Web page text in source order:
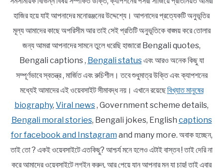
হাজির হয়ে যাই আপনাদের মনোরঞ্জনের উদ্দেশ্যে। আপনাদের প্রত্যেকটি অনুভূতির
মূল্য আমাদের কাছে অপরিসীম আর তাই সেই প্রতিটি অনুভূতিকে বাঙ্ময় করে তোলার
জন্য আমরা আপনাদের সামনে তুলে ধরেছি হাজারো Bengali quotes,
Bengali captions , Bengali statusএবং আরও অনেক কিছু যা
সম্পূর্ণভাবে স্বতন্ত্র , মার্জিত এবং রুচিশীল। তবে শুধুমাত্র উক্তি এবং ক্যাপশনের
মধ্যেই আমাদের এই ওয়েবসাইট সীমাবদ্ধ নয়। এখানে রয়েছেবিখ্যাত মানুষের
biography, Viral news, Government scheme details,
Bengali moral stories, Bengali jokes, English captions
for facebook and Instagram and many more. অবাক হচ্ছেন,
তাই তো ? একই ওয়েবসাইটে এতকিছু? আশ্চর্য মনে হলেও এটাই বাস্তব ! তাই দেরি না
করে আমাদের ওয়েবসাইটে লগইন করুন, আর পেয়ে যান আপনার মন যা চায়! তাই এবার